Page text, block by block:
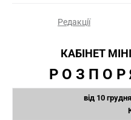
Редакції
КАБІНЕТ
Р О З П О
від 10